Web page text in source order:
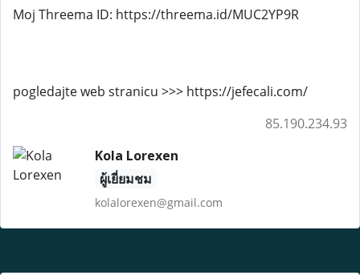
Moj Threema ID: https://threema.id/MUC2YP9R
pogledajte web stranicu >>> https://jefecali.com/
85.190.234.93
Kola Lorexen
ผู้เยี่ยมชม
kolalorexen@gmail.com